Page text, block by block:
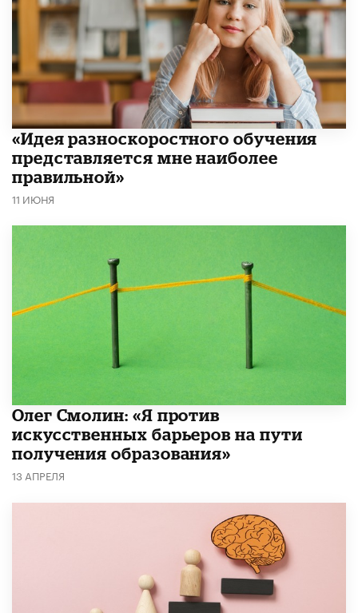
«Идея разноскоростного обучения
представляется мне наиболее
правильной»
11 ИЮНЯ
Олег Смолин: «Я против
искусственных барьеров на пути
получения образования»
13 АПРЕЛЯ